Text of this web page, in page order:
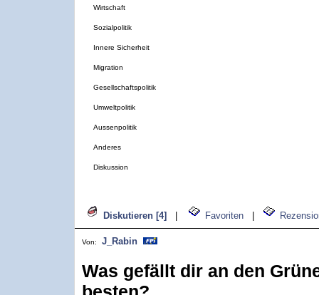
Wirtschaft
Sozialpolitik
Innere Sicherheit
Migration
Gesellschaftspolitik
Umweltpolitik
Aussenpolitik
Anderes
Diskussion
Diskutieren [4] Favoriten
Von: J_Rabin
Was gefällt dir an den